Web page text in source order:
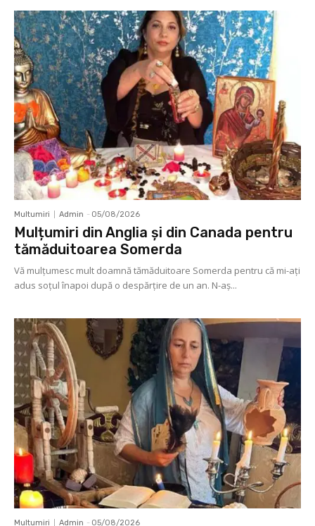
Multumiri Admin - 05/08/2026
Mulțumiri din Anglia și din Canada pentru
tămăduitoarea Somerda
Vă mulţumesc mult doamnă tămăduitoare Somerda pentru că mi-aţi
adus soţul înapoi după o despărţire de un an. N-aș...
Multumiri Admin - 05/08/2026